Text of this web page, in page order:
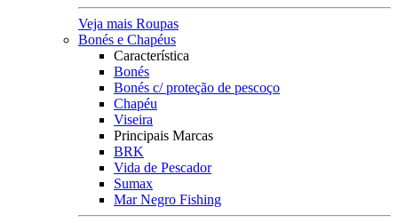
Veja mais Roupas
Bonés e Chapéus
Característica
Bonés
Bonés c/ proteção de pescoço
Chapéu
Viseira
Principais Marcas
BRK
Vida de Pescador
Sumax
Mar Negro Fishing